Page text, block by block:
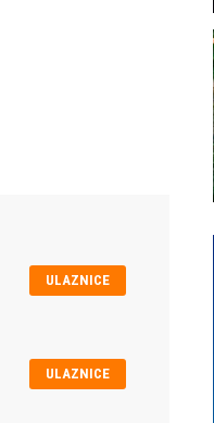
ULAZNICE
ULAZNICE